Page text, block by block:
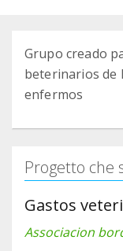
Grupo creado
beterinarios de
enfermos
Progetto che
Gastos
Associacion